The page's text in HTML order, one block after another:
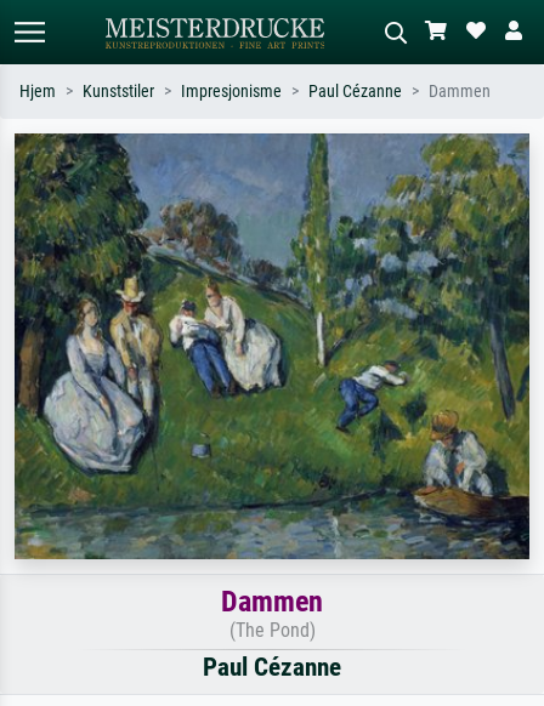
Standardsøk KI-bildesøk
Søk etter kunstner, tittel eller stil – for
eksempel Monet, Stjernenatt,
impresjonisme, Hokusai-bølgen, akt.
Beskriv scenen – for eksempel grønn
eng, abstrakt med mye rødt, mørkt
oljemaleri, stående akt ved et tre.
Hjem Kunststiler Impresjonisme Paul Cézanne Dammen
Dammen
(The Pond)
Paul Cézanne